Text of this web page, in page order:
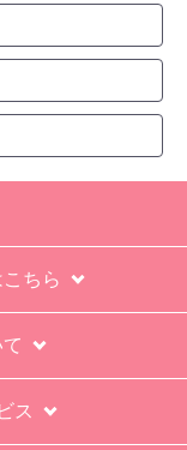
年保証にして
１１年と説
間も８年に含
分からな
た。もし、
か疑問。
て欲しかっ
ちら
ス